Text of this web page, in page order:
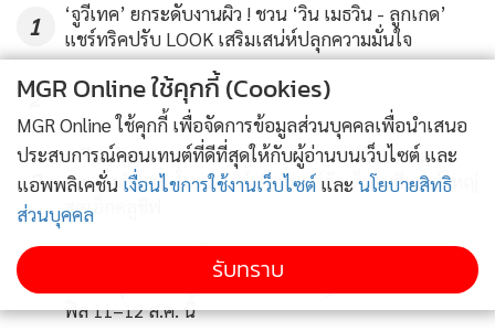
นางสาววันวิสา บริบูรณ์พานิชสมาชิกกลุ่มวิสาหกิจชุมชนมิตร
สัมพันธ์ กล่าวว่า ตนมีรายได้ประจำจากการเป็นพนักงานบริษัท
และได้เข้ารับการอบรมอาชีพเสริมจากศูนย์ศึกษาการพัฒนาเขา
หินซ้อนฯ ในด้านการแปรรูปผลผลิตทางการเกษตร และการผลิต
ปุ๋ยอินทรีย์จากวัสดุเหลือใช้ในครัวเรือน เพื่อลดต้นทุนการเพาะ
ปลูกข้าว ก่อนนำความรู้มาปรับใช้ในพื้นที่ของตนเอง
"รายได้จากการแปรรูปผลผลิตถือเป็นรายได้เสริมที่ดีมาก และสิ่ง
สำคัญที่สุดคือ หลังเกษียณก็ยังมีอาชีพรองรับ ทำให้มีรายได้อย่าง
ต่อเนื่อง ปัจจุบันมีรายได้เสริมเฉลี่ยประมาณ 200,000 บาทต่อปี
1
‘จูวีเทค’ ยกระดับงานผิว ! ชวน ‘วิน เมธวิน - ลูกเกด’
แชร์ทริคปรับ LOOK เสริมเสน่ห์ปลุกความมั่นใจ
2
3
เตรียมฟินครบทุกเจน "Tpartner" ชวน "พี่จอง-คัล
แลน,โยชิ,โซล-โมเน่" เสิร์ฟโมเมนต์จัดเต็มในอีเวนต์ใหญ่
สุดเอ็กคลูชีฟ
4
“บอย อนุวัฒน์ - เจี๊ยบ พิจิตตรา” ชวนเติมความอบอุ่นวัน
แม่ พาคุณแม่อิ่มอร่อยที่ Shabu King รับฟรีเครื่องดื่มรี
ฟิล 11–12 ส.ค. นี้
MGR Online ใช้คุกกี้ (Cookies)
MGR Online ใช้คุกกี้ เพื่อจัดการข้อมูลส่วนบุคคลเพื่อนำเสนอ
ประสบการณ์คอนเทนต์ที่ดีที่สุดให้กับผู้อ่านบนเว็บไซต์ และ
แอพพลิเคชั่น เงื่อนไขการใช้งานเว็บไซต์ และ นโยบายสิทธิ
ส่วนบุคคล
รับทราบ